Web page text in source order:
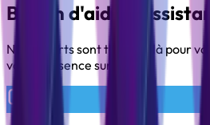
Besoin d'aide ?
Nos experts sont toujours là pour
votre présence sur le web.